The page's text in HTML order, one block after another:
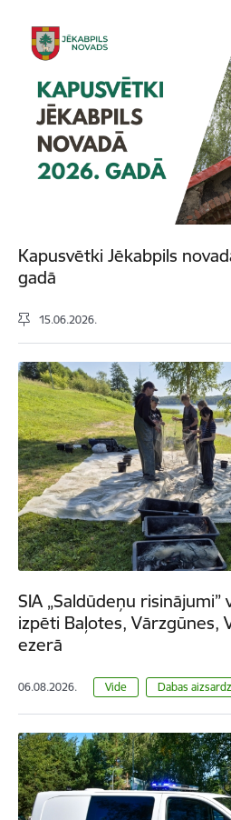
Kapusvētki Jēkabpils
gadā
15.06.2026.
SIA „Saldūdeņu
izpēti Baļotes, Vārzgūnes,
ezerā
06.08.2026. Vide Dabas